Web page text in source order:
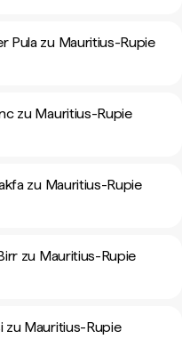
Pula zu Mauritius-Rupie
zu Mauritius-Rupie
zu Mauritius-Rupie
zu Mauritius-Rupie
zu Mauritius-Rupie